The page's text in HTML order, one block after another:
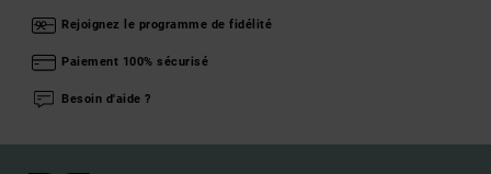
Rejoignez le programme de fidélité
Paiement 100% sécurisé
Besoin d'aide ?